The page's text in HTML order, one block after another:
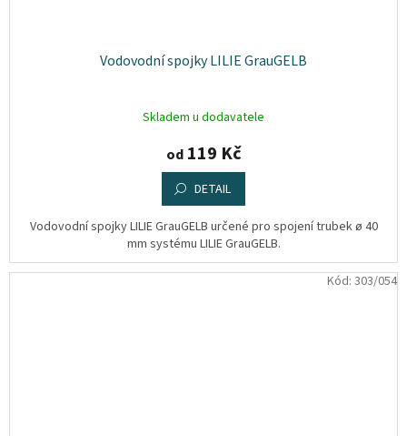
Vodovodní spojky LILIE GrauGELB
Skladem u dodavatele
od119 Kč
DETAIL
Vodovodní spojky LILIE GrauGELB určené pro spojení trubek ø 40
mm systému LILIE GrauGELB.
Kód: 303/054